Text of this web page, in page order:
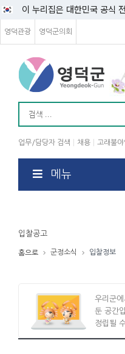
이 누리집은 대한민국 공식
영덕관광 영덕군의회
업무/담당자 검색 채용 고래불야
메뉴
입찰공고
홈으로 군정소식 입찰정보
우리군
둔 공간
정립될